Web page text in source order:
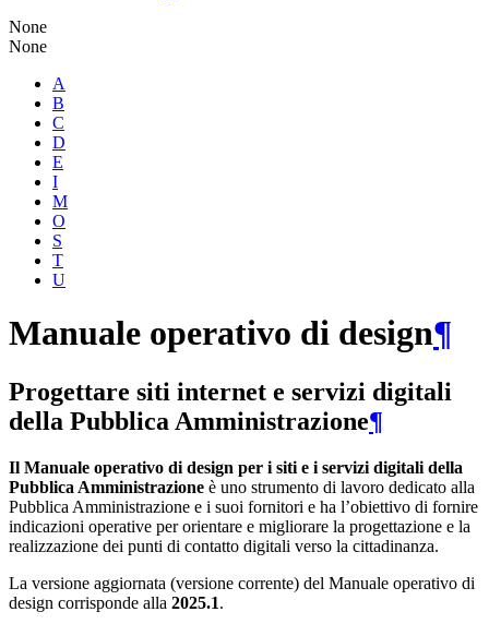
None
None
A
B
C
D
E
I
M
O
S
T
U
Manuale operativo di design¶
Progettare siti internet e servizi digitali
della Pubblica Amministrazione¶
Il Manuale operativo di design per i siti e i servizi digitali della
Pubblica Amministrazione è uno strumento di lavoro dedicato alla
Pubblica Amministrazione e i suoi fornitori e ha l’obiettivo di fornire
indicazioni operative per orientare e migliorare la progettazione e la
realizzazione dei punti di contatto digitali verso la cittadinanza.
La versione aggiornata (versione corrente) del Manuale operativo di
design corrisponde alla 2025.1.